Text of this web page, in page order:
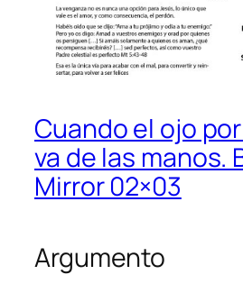
Cuando el ojo
va de las manos.
Mirror 02×03
Argumento